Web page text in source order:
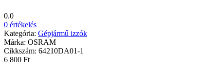
0.0
0 értékelés
Kategória: Gépjármű izzók
Márka: OSRAM
Cikkszám: 64210DA01-1
6 800 Ft